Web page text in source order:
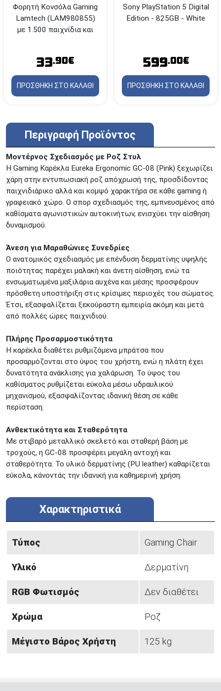
Φορητή Κονσόλα Gaming
Lamtech (LAM980855)
με 1.500 παιχνίδια και
33.90€
ΠΡΟΣΘΗΚΗ ΣΤΟ ΚΑΛΑΘΙ
Sony PlayStation 5 Digital
Edition - 825GB - White
599.00€
ΠΡΟΣΘΗΚΗ ΣΤΟ ΚΑΛΑΘΙ
Περιγραφή Προϊόντος
Μοντέρνος Σχεδιασμός με Ροζ Στυλ
Η Gaming Καρέκλα Eureka Ergonomic GC-08 (Pink) ξεχωρίζει
χάρη στην εντυπωσιακή ροζ απόχρωσή της, προσδίδοντας
παιχνιδιάρικο αλλά και κομψό χαρακτήρα σε κάθε gaming ή
γραφειακό χώρο. Ο σπορ σχεδιασμός της, εμπνευσμένος από
καθίσματα αγωνιστικών αυτοκινήτων, ενισχύει την αίσθηση
δυναμισμού.
Άνεση για Μαραθώνιες Συνεδρίες
Ο ανατομικός σχεδιασμός με επένδυση δερματίνης υψηλής
ποιότητας παρέχει μαλακή και άνετη αίσθηση, ενώ τα
ενσωματωμένα μαξιλάρια αυχένα και μέσης προσφέρουν
πρόσθετη υποστήριξη στις κρίσιμες περιοχές του σώματος.
Έτσι, εξασφαλίζεται ξεκούραστη εμπειρία ακόμη και μετά
από πολλές ώρες παιχνιδιού.
Πλήρης Προσαρμοστικότητα
Η καρέκλα διαθέτει ρυθμιζόμενα μπράτσα που
προσαρμόζονται στο ύψος του χρήστη, ενώ η πλάτη έχει
δυνατότητα ανάκλισης για χαλάρωση. Το ύψος του
καθίσματος ρυθμίζεται εύκολα μέσω υδραυλικού
μηχανισμού, εξασφαλίζοντας ιδανική θέση σε κάθε
περίσταση.
Ανθεκτικότητα και Σταθερότητα
Με στιβαρό μεταλλικό σκελετό και σταθερή βάση με
τροχούς, η GC-08 προσφέρει μεγάλη αντοχή και
σταθερότητα. Το υλικό δερματίνης (PU leather) καθαρίζεται
εύκολα, κάνοντάς την ιδανική για καθημερινή χρήση.
Χαρακτηριστικά
Τύπος Gaming Chair
Υλικό Δερματίνη
RGB Φωτισμός Δεν διαθέτει
Χρώμα Ροζ
Μέγιστο Βάρος Χρήστη 125 kg